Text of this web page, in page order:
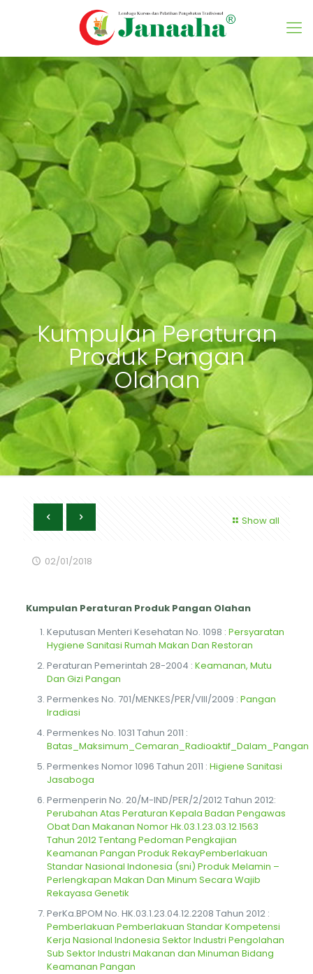
Kumpulan Peraturan
Produk Pangan
Olahan
Show all
02/01/2018
Kumpulan Peraturan Produk Pangan Olahan
Keputusan Menteri Kesehatan No. 1098 : Persyaratan
Hygiene Sanitasi Rumah Makan Dan Restoran
Peraturan Pemerintah 28-2004 : Keamanan, Mutu
Dan Gizi Pangan
Permenkes No. 701/MENKES/PER/VIII/2009 : Pangan
Iradiasi
Permenkes No. 1031 Tahun 2011 :
Batas_Maksimum_Cemaran_Radioaktif_Dalam_Pangan
Permenkes Nomor 1096 Tahun 2011 : Higiene Sanitasi
Jasaboga
Permenperin No. 20/M-IND/PER/2/2012 Tahun 2012:
Perubahan Atas Peraturan Kepala Badan Pengawas
Obat Dan Makanan Nomor Hk.03.1.23.03.12.1563
Tahun 2012 Tentang Pedoman Pengkajian
Keamanan Pangan Produk RekayPemberlakuan
Standar Nasional Indonesia (sni) Produk Melamin –
Perlengkapan Makan Dan Minum Secara Wajib
Rekayasa Genetik
PerKa.BPOM No. HK.03.1.23.04.12.2208 Tahun 2012 :
Pemberlakuan Pemberlakuan Standar Kompetensi
Kerja Nasional Indonesia Sektor Industri Pengolahan
Sub Sektor Industri Makanan dan Minuman Bidang
Keamanan Pangan